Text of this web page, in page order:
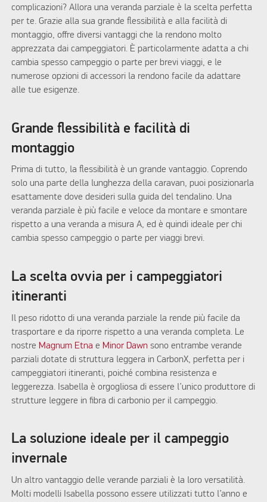
complicazioni? Allora una veranda parziale è la scelta perfetta
per te. Grazie alla sua grande flessibilità e alla facilità di
montaggio, offre diversi vantaggi che la rendono molto
apprezzata dai campeggiatori. È particolarmente adatta a chi
cambia spesso campeggio o parte per brevi viaggi, e le
numerose opzioni di accessori la rendono facile da adattare
alle tue esigenze.
Grande flessibilità e facilità di
montaggio
Prima di tutto, la flessibilità è un grande vantaggio. Coprendo
solo una parte della lunghezza della caravan, puoi posizionarla
esattamente dove desideri sulla guida del tendalino. Una
veranda parziale è più facile e veloce da montare e smontare
rispetto a una veranda a misura A, ed è quindi ideale per chi
cambia spesso campeggio o parte per viaggi brevi.
La scelta ovvia per i campeggiatori
itineranti
Il peso ridotto di una veranda parziale la rende più facile da
trasportare e da riporre rispetto a una veranda completa. Le
nostre Magnum Etna e Minor Dawn sono entrambe verande
parziali dotate di struttura leggera in CarbonX, perfetta per i
campeggiatori itineranti, poiché combina resistenza e
leggerezza. Isabella è orgogliosa di essere l’unico produttore di
strutture leggere in fibra di carbonio per il campeggio.
La soluzione ideale per il campeggio
invernale
Un altro vantaggio delle verande parziali è la loro versatilità.
Molti modelli Isabella possono essere utilizzati tutto l’anno e